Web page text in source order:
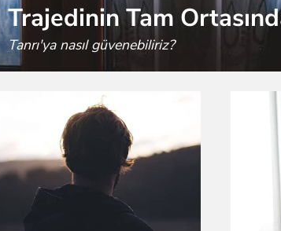
Trajedinin Tam
Tanrı'ya nasıl güvenebiliriz?